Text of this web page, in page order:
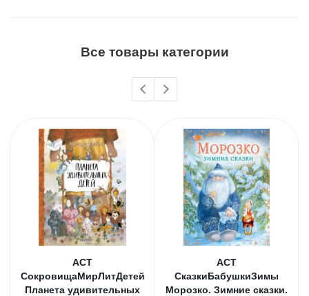
Все товары категории
АСТ
СокровищаМирЛитДетей
Планета удивительных
АСТ
СказкиБабушкиЗимы
Морозко. Зимние сказки.